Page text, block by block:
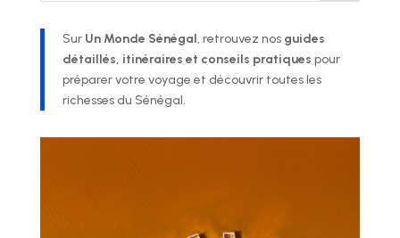
Sur Un Monde Sénégal, retrouvez nos guides
détaillés, itinéraires et conseils pratiques pour
préparer votre voyage et découvrir toutes les
richesses du Sénégal.